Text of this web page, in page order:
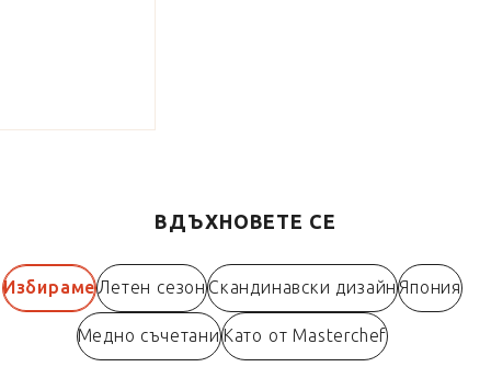
ВДЪХНОВЕТЕ СЕ
ИзбирамеЛетен сезонСкандинавски дизайнЯпония
Медно съчетаниКато от Masterchef